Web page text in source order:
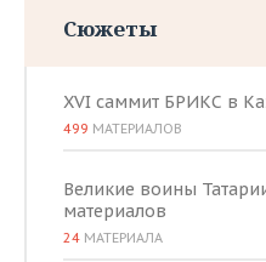
Сюжеты
XVI саммит БРИКС в
499 МАТЕРИАЛОВ
Великие воины
материалов
24 МАТЕРИАЛА